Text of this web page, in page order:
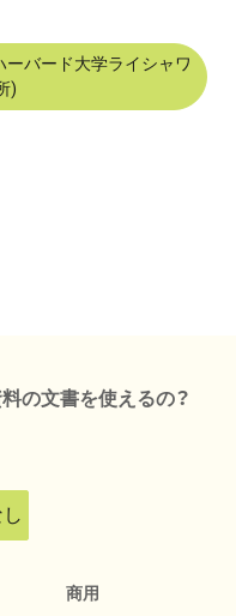
ーバード大学ライシャワ
)
の文書を使えるの？
商用